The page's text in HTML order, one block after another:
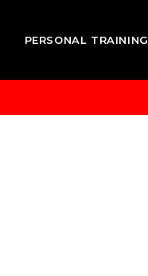
PERSONAL TRAINING